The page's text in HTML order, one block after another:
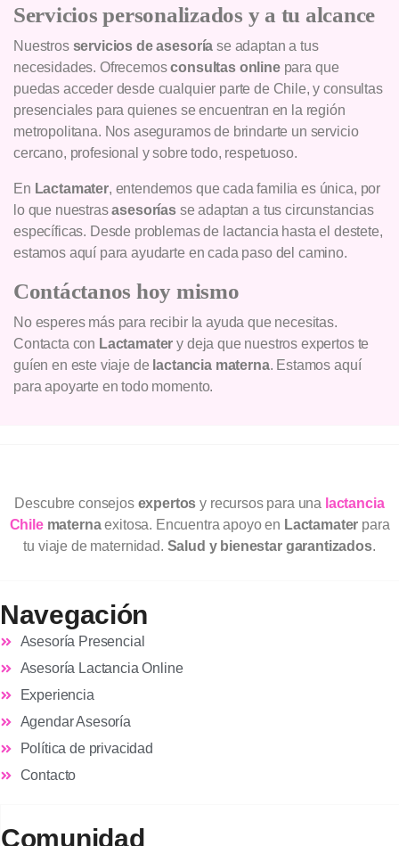
Servicios personalizados y a tu alcance
Nuestros servicios de asesoría se adaptan a tus
necesidades. Ofrecemosconsultas onlinepara que
puedas acceder desde cualquier parte de Chile, y consultas
presenciales para quienes se encuentran en la región
metropolitana. Nos aseguramos de brindarte un servicio
cercano, profesional y sobre todo, respetuoso.
En Lactamater, entendemos que cada familia es única, por
lo que nuestrasasesorías se adaptan a tus circunstancias
específicas. Desde problemas de lactancia hasta el destete,
estamos aquí para ayudarte en cada paso del camino.
Contáctanos hoy mismo
No esperes más para recibir la ayuda que necesitas.
Contacta con Lactamater y deja que nuestros expertos te
guíen en este viaje de lactancia materna. Estamos aquí
para apoyarte en todo momento.
Descubre consejos expertos y recursos para una lactancia
Chilematernaexitosa. Encuentra apoyo en Lactamater para
tu viaje de maternidad. Salud y bienestar garantizados.
Navegación
Asesoría Presencial
Asesoría Lactancia Online
Experiencia
Agendar Asesoría
Política de privacidad
Contacto
Comunidad